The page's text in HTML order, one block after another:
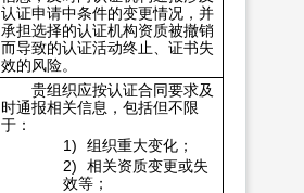
认证申请中条件的变更情况，并
承担选择的认证机构资质被撤销
而导致的认证活动终止、证书失
效的风险。
贵组织应按认证合同要求及
时通报相关信息，包括但不限
于：
1)
组织重大变化；
2)
相关资质变更或失
效等；